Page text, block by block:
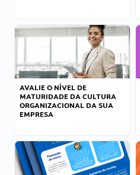
AVALIE O NÍVEL DE
MATURIDADE DA CULTURA
ORGANIZACIONAL DA SUA
EMPRESA